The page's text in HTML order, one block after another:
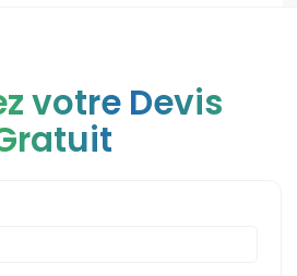
votre Devis